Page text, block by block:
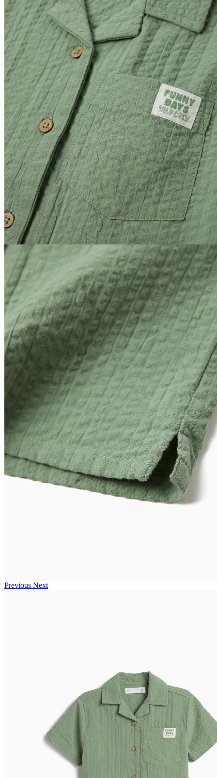
Previous Next